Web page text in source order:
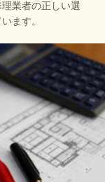
業者の正しい選
ます。